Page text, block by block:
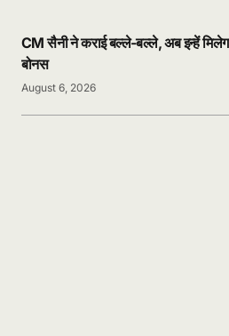
CM सैनी ने कराई बल्ले-बल्ले, अब इन्हें
बोनस
August 6, 2026